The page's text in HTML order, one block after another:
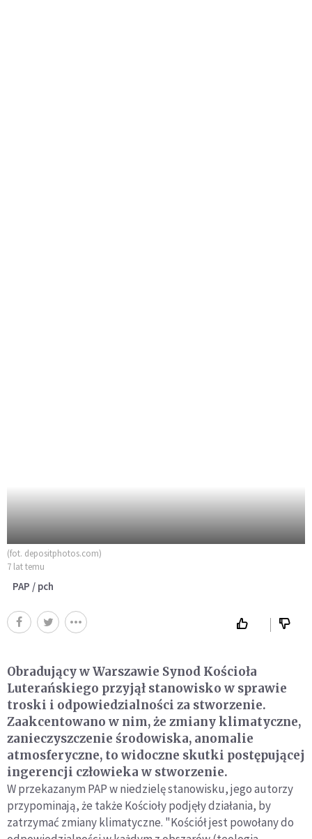
(fot. depositphotos.com)
7 lat temu
PAP / pch
Obradujący w Warszawie Synod Kościoła
Luterańskiego przyjął stanowisko w sprawie
troski i odpowiedzialności za stworzenie.
Zaakcentowano w nim, że zmiany klimatyczne,
zanieczyszczenie środowiska, anomalie
atmosferyczne, to widoczne skutki postępującej
ingerencji człowieka w stworzenie.
W przekazanym PAP w niedzielę stanowisku, jego autorzy
przypominają, że także Kościoły podjęły działania, by
zatrzymać zmiany klimatyczne. "Kościół jest powołany do